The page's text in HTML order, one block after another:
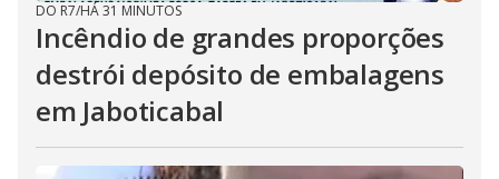
DO R7/HÁ 31 MINUTOS
Incêndio de grandes proporções
destrói depósito de embalagens
em Jaboticabal